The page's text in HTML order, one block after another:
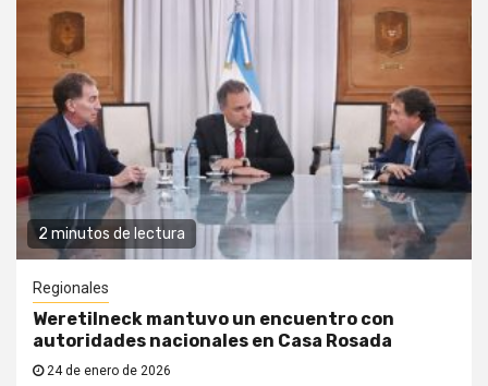
2 minutos de lectura
Regionales
Weretilneck mantuvo un encuentro con
autoridades nacionales en Casa Rosada
24 de enero de 2026